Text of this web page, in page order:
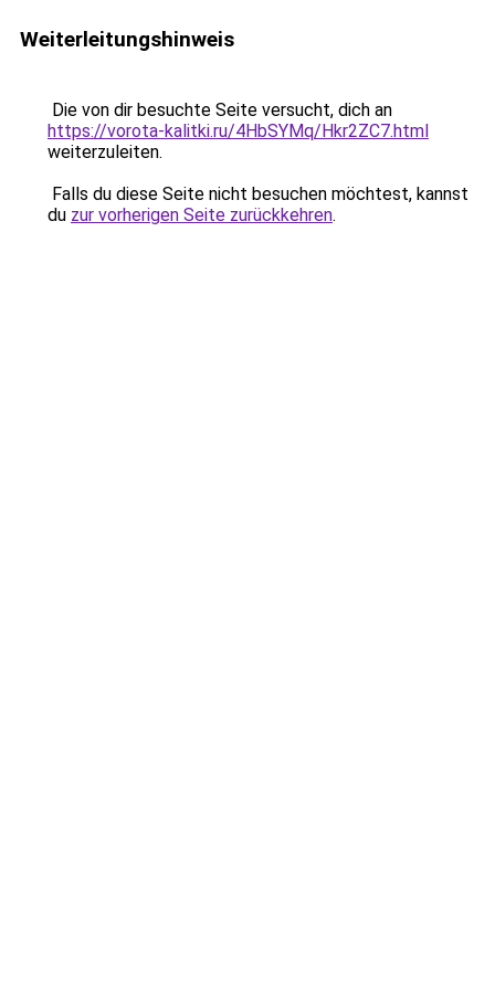
Weiterleitungshinweis
Die von dir besuchte Seite versucht, dich an
https://vorota-kalitki.ru/4HbSYMq/Hkr2ZC7.html
weiterzuleiten.
Falls du diese Seite nicht besuchen möchtest, kannst
du zur vorherigen Seite zurückkehren.